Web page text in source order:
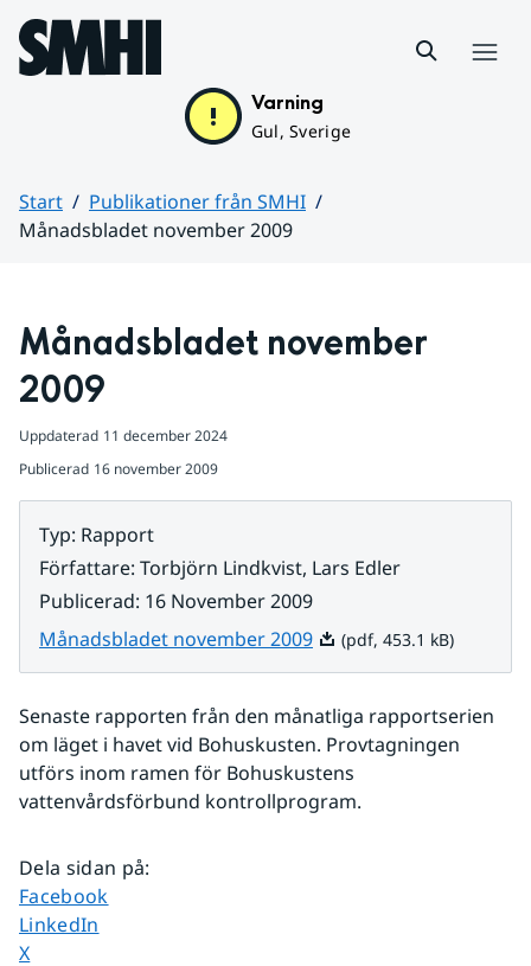
Hoppa till sidans innehåll
Varning
Gul, Sverige
Start
Publikationer från SMHI
Månadsbladet november 2009
Månadsbladet november
2009
Uppdaterad 11 december 2024
Publicerad 16 november 2009
Typ: Rapport
Författare: Torbjörn Lindkvist, Lars Edler
Publicerad: 16 November 2009
Månadsbladet november 2009Pdf, 453.1 kB.
(pdf, 453.1 kB)
Senaste rapporten från den månatliga rapportserien
om läget i havet vid Bohuskusten. Provtagningen
utförs inom ramen för Bohuskustens
vattenvårdsförbund kontrollprogram.
Dela sidan på:
Dela sidan på
Facebook
Dela sidan på
LinkedIn
Dela sidan på
X